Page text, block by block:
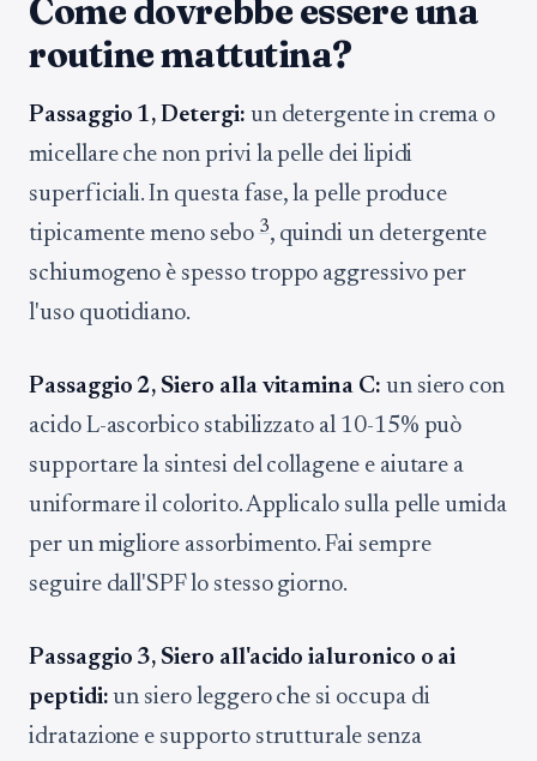
Come dovrebbe essere una
routine mattutina?
Passaggio 1, Detergi: un detergente in crema o
micellare che non privi la pelle dei lipidi
superficiali. In questa fase, la pelle produce
tipicamente meno sebo 3, quindi un detergente
schiumogeno è spesso troppo aggressivo per
l'uso quotidiano.
Passaggio 2, Siero alla vitamina C: un siero con
acido L-ascorbico stabilizzato al 10-15% può
supportare la sintesi del collagene e aiutare a
uniformare il colorito. Applicalo sulla pelle umida
per un migliore assorbimento. Fai sempre
seguire dall'SPF lo stesso giorno.
Passaggio 3, Siero all'acido ialuronico o ai
peptidi: un siero leggero che si occupa di
idratazione e supporto strutturale senza